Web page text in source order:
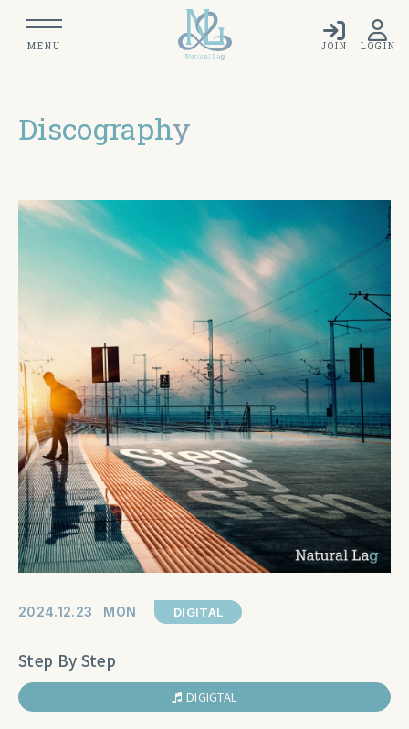
MENU JOIN LOGIN
Discography
2024 12 23 MON DIGITAL
Step By Step
DIGIGTAL